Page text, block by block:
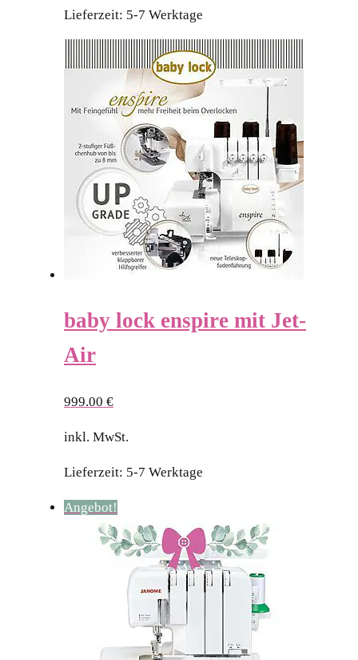
Lieferzeit: 5-7 Werktage
baby lock enspire mit Jet-
Air
999.00 €
inkl. MwSt.
Lieferzeit: 5-7 Werktage
Angebot!